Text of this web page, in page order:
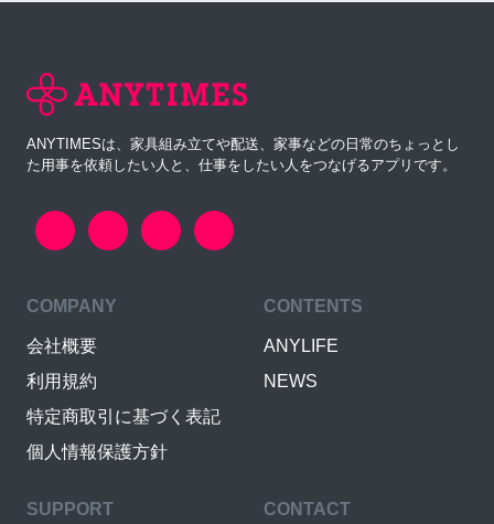
ANYTIMESは、家具組み立てや配送、家事などの日常のちょっとし
た用事を依頼したい人と、仕事をしたい人をつなげるアプリです。
COMPANY
会社概要
利用規約
特定商取引に基づく表記
個人情報保護方針
CONTENTS
ANYLIFE
NEWS
SUPPORT CONTACT